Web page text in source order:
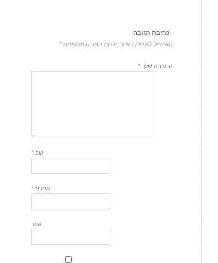
כתיבת תגובה
האימייל לא יוצג באתר. שדות החובה מסומנים*
התגובה שלך*
שם *
אימייל *
אתר